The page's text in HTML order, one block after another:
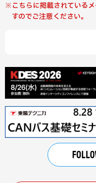
こちらに掲載されている
すのでご注意ください。